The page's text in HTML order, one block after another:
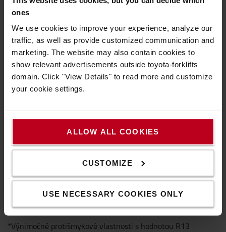
ones
We use cookies to improve your experience, analyze our
traffic, as well as provide customized communication and
marketing. The website may also contain cookies to
show relevant advertisements outside toyota-forklifts
domain. Click "View Details" to read more and customize
your cookie settings.
ALLOW ALL COOKIES
CUSTOMIZE
USE NECESSARY COOKIES ONLY
Zadná protišmyková strana
Skosené vonkajšie okraje ako ochrana proti
zakopnutiu
Farba čierna
Protiúnavová
Tepelne izolačná
Odhlučnenie
Použiteľná na všetkých podkladoch
Pracoviská všetkých typov
Vhodné na činnosti v stoji
Vynikajúca na použitie pred strojmi, stolmi,
tiež v kuchyniach a jedálňach
Technická špecifikácia
*Výnimočné protišmykové vlastnosti s hodnotou R13